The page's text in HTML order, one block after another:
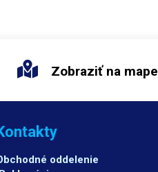
Zobraziť na mape
oddelenie